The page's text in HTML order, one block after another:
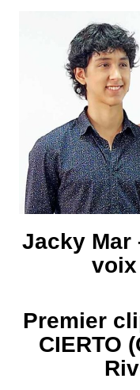
Jacky Mar
Premier
CIERTO